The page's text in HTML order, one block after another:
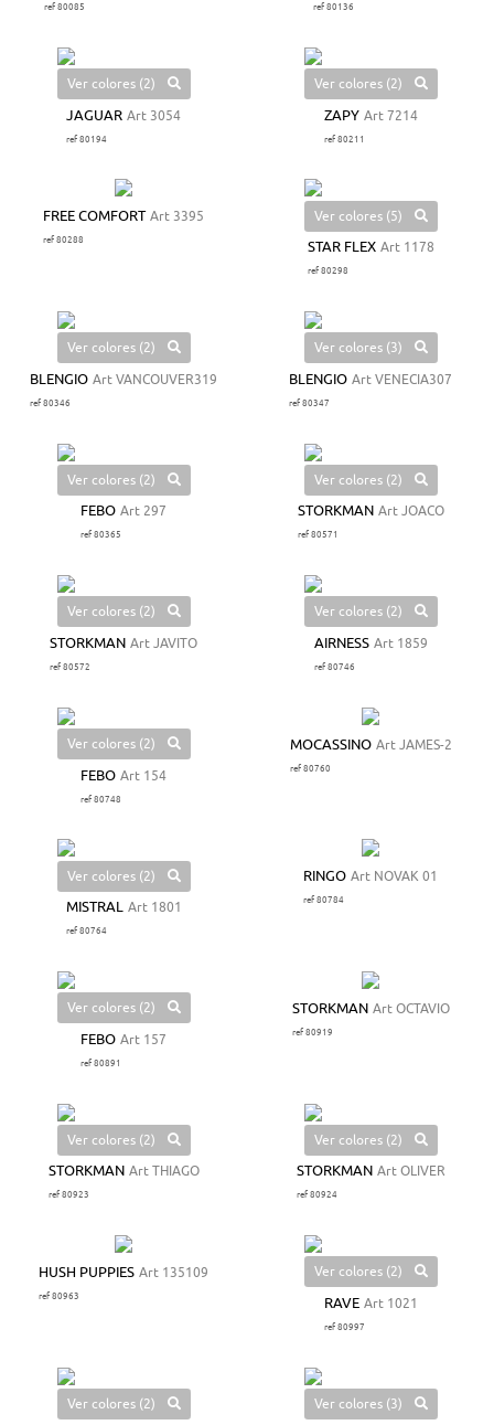
ref 80085 ref 80136
Ver colores (2)
JAGUAR Art 3054
ref 80194
Ver colores (2)
ZAPY Art 7214
ref 80211
FREE COMFORT Art 3395
ref 80288
Ver colores (5)
STAR FLEX Art 1178
ref 80298
Ver colores (2)
BLENGIO Art VANCOUVER319
ref 80346
Ver colores (3)
BLENGIO Art VENECIA307
ref 80347
Ver colores (2)
FEBO Art 297
ref 80365
Ver colores (2)
STORKMAN Art JOACO
ref 80571
Ver colores (2)
STORKMAN Art JAVITO
ref 80572
Ver colores (2)
AIRNESS Art 1859
ref 80746
Ver colores (2)
FEBO Art 154
ref 80748
MOCASSINO Art JAMES-2
ref 80760
Ver colores (2)
MISTRAL Art 1801
ref 80764
RINGO Art NOVAK 01
ref 80784
Ver colores (2)
FEBO Art 157
ref 80891
STORKMAN Art OCTAVIO
ref 80919
Ver colores (2)
STORKMAN Art THIAGO
ref 80923
Ver colores (2)
STORKMAN Art OLIVER
ref 80924
HUSH PUPPIES Art 135109
ref 80963
Ver colores (2)
RAVE Art 1021
ref 80997
Ver colores (2)
Ver colores (3)